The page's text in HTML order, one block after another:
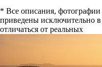
* Все описания,
приведены исключительно
отличаться от реальных